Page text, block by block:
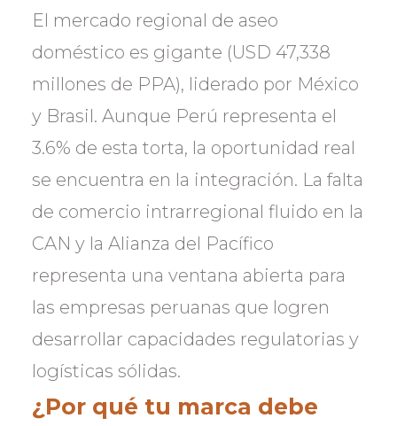
El mercado regional de aseo
doméstico es gigante (USD 47,338
millones de PPA), liderado por México
y Brasil. Aunque Perú representa el
3.6% de esta torta, la oportunidad real
se encuentra en la integración. La falta
de comercio intrarregional fluido en la
CAN y la Alianza del Pacífico
representa una ventana abierta para
las empresas peruanas que logren
desarrollar capacidades regulatorias y
logísticas sólidas.
¿Por qué tu marca debe